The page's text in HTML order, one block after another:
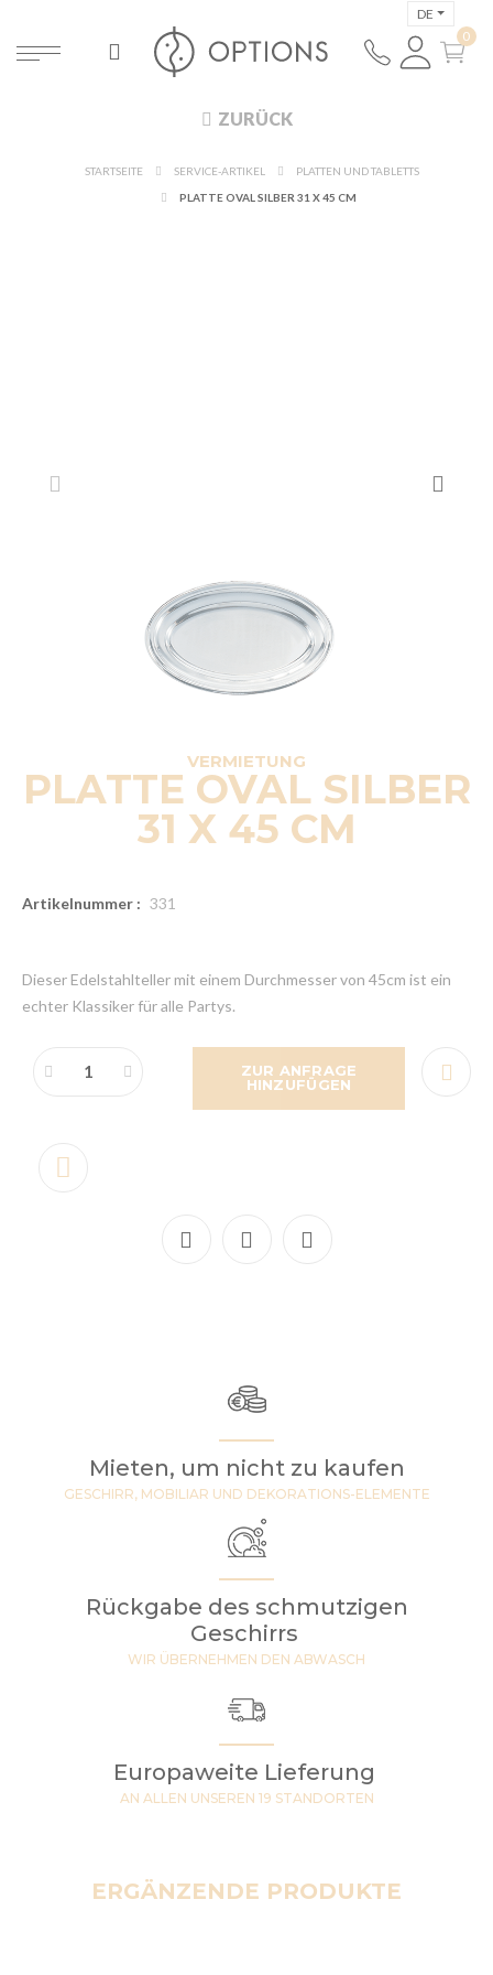
DE
ZURÜCK
STARTSEITE SERVICE-ARTIKEL
PLATTEN UND TABLETTS
PLATTE OVAL SILBER 31 X 45 CM
VERMIETUNG
PLATTE OVAL SILBER
31 X 45 CM
Artikelnummer : 331
Dieser Edelstahlteller mit einem Durchmesser von 45cm ist ein
echter Klassiker für alle Partys.
ZUR ANFRAGE
HINZUFÜGEN
Mieten, um nicht zu kaufen
GESCHIRR, MOBILIAR UND DEKORATIONS-ELEMENTE
Rückgabe des schmutzigen
Geschirrs
WIR ÜBERNEHMEN DEN ABWASCH
Europaweite Lieferung
AN ALLEN UNSEREN 19 STANDORTEN
ERGÄNZENDE PRODUKTE